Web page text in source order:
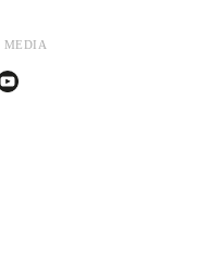
MEDIA